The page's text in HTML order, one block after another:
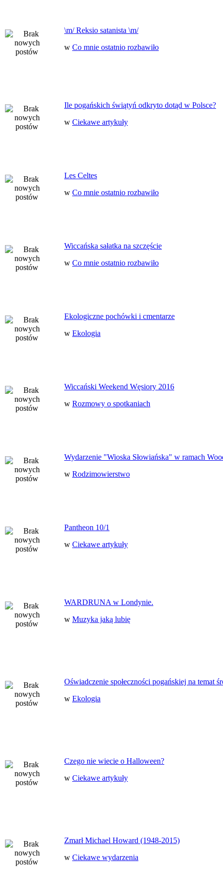
\m/ Reksio satanista \m/
w Co mnie ostatnio rozbawiło
Ile pogańskich świątyń odkryto dotąd w Polsce?
w Ciekawe artykuły
Les Celtes
w Co mnie ostatnio rozbawiło
Wiccańska sałatka na szczęście
w Co mnie ostatnio rozbawiło
Ekologiczne pochówki i cmentarze
w Ekologia
Wiccański Weekend Węsiory 2016
w Rozmowy o spotkaniach
Wydarzenie "Wioska Słowiańska" w ramach
w Rodzimowierstwo
Pantheon 10/1
w Ciekawe artykuły
WARDRUNA w Londynie.
w Muzyka jaką lubię
Oświadczenie społeczności pogańskiej na temat
w Ekologia
Czego nie wiecie o Halloween?
w Ciekawe artykuły
Zmarł Michael Howard (1948-2015)
w Ciekawe wydarzenia